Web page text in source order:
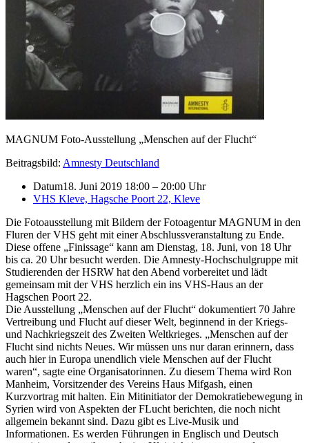
MAGNUM Foto-Ausstellung „Menschen auf der Flucht“
Beitragsbild: Amnesty Deutschland
Datum18. Juni 2019 18:00 – 20:00 Uhr
VHS Kleve, Hagsche Poort 22, Kleve
Die Fotoausstellung mit Bildern der Fotoagentur MAGNUM in den
Fluren der VHS geht mit einer Abschlussveranstaltung zu Ende.
Diese offene „Finissage“ kann am Dienstag, 18. Juni, von 18 Uhr
bis ca. 20 Uhr besucht werden. Die Amnesty-Hochschulgruppe mit
Studierenden der HSRW hat den Abend vorbereitet und lädt
gemeinsam mit der VHS herzlich ein ins VHS-Haus an der
Hagschen Poort 22.
Die Ausstellung „Menschen auf der Flucht“ dokumentiert 70 Jahre
Vertreibung und Flucht auf dieser Welt, beginnend in der Kriegs-
und Nachkriegszeit des Zweiten Weltkrieges. „Menschen auf der
Flucht sind nichts Neues. Wir müssen uns nur daran erinnern, dass
auch hier in Europa unendlich viele Menschen auf der Flucht
waren“, sagte eine Organisatorinnen. Zu diesem Thema wird Ron
Manheim, Vorsitzender des Vereins Haus Mifgash, einen
Kurzvortrag mit halten. Ein Mitinitiator der Demokratiebewegung in
Syrien wird von Aspekten der FLucht berichten, die noch nicht
allgemein bekannt sind. Dazu gibt es Live-Musik und
Informationen. Es werden Führungen in Englisch und Deutsch